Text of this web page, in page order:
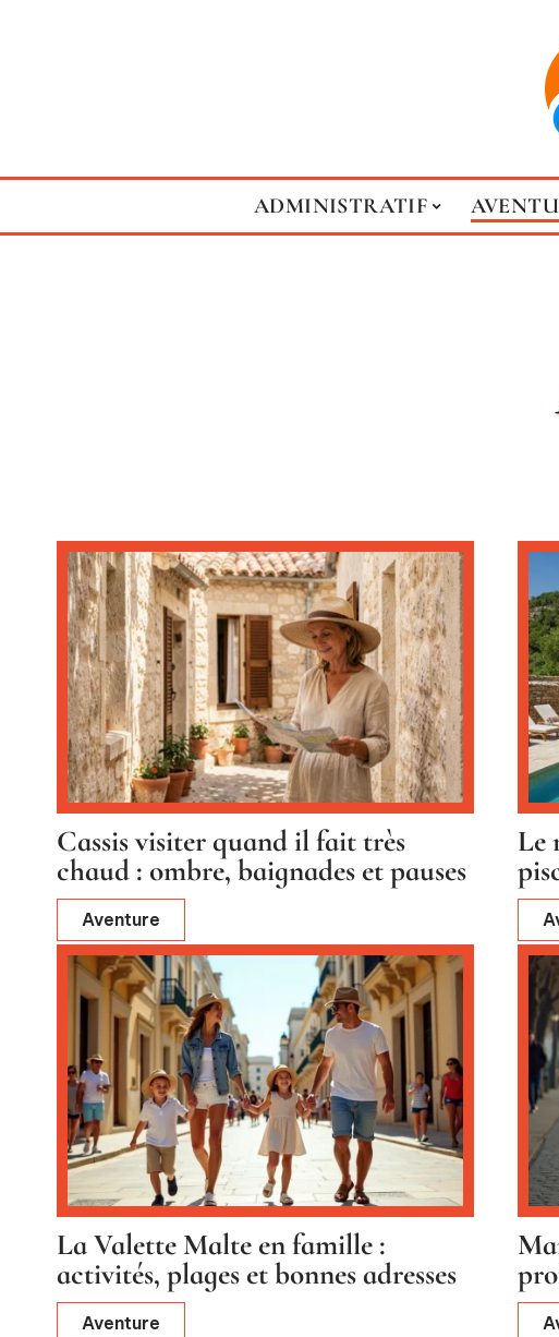
ADMINISTRATIF
Cassis visiter quand il fait très
chaud : ombre, baignades et pauses
Aventure
Le
La Valette Malte en famille :
activités, plages et bonnes adresses
Aventure